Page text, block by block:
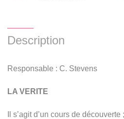
Description
Responsable : C. Stevens
LA VERITE
Il s’agit d’un cours de